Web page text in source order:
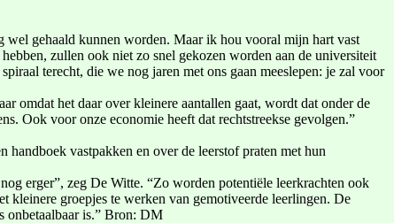
wel gehaald kunnen worden. Maar ik hou vooral mijn hart vast
zullen ook niet zo snel gekozen worden aan de universiteit
terecht, die we nog jaren met ons gaan meeslepen: je zal voor
omdat het daar over kleinere aantallen gaat, wordt dat onder de
Ook voor onze economie heeft dat rechtstreekse gevolgen.”
vastpakken en over de leerstof praten met hun
erger”, zeg De Witte. “Zo worden potentiële leerkrachten ook
kleinere groepjes te werken van gemotiveerde leerlingen. De
onbetaalbaar is.” Bron: DM